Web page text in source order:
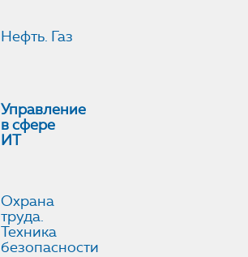
Нефть. Газ
Управление
в сфере
ИТ
Охрана
труда.
Техника
безопасности